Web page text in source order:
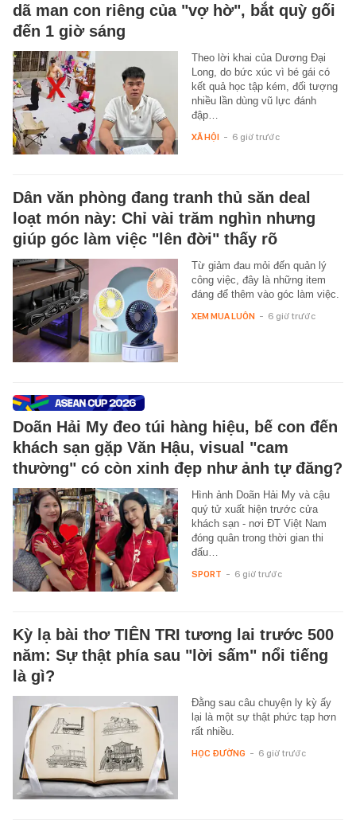
dã man con riêng của "vợ hờ", bắt quỳ gối
đến 1 giờ sáng
Theo lời khai của Dương Đại
Long, do bức xúc vì bé gái có
kết quả học tập kém, đối tượng
nhiều lần dùng vũ lực đánh
đập…
XÃ HỘI - 6 giờ trước
Dân văn phòng đang tranh thủ săn deal
loạt món này: Chỉ vài trăm nghìn nhưng
giúp góc làm việc "lên đời" thấy rõ
Từ giảm đau mỏi đến quản lý
công việc, đây là những item
đáng để thêm vào góc làm việc.
XEM MUA LUÔN - 6 giờ trước
Doãn Hải My đeo túi hàng hiệu, bế con đến
khách sạn gặp Văn Hậu, visual "cam
thường" có còn xinh đẹp như ảnh tự đăng?
Hình ảnh Doãn Hải My và cậu
quý tử xuất hiện trước cửa
khách sạn - nơi ĐT Việt Nam
đóng quân trong thời gian thi
đấu…
SPORT - 6 giờ trước
Kỳ lạ bài thơ TIÊN TRI tương lai trước 500
năm: Sự thật phía sau "lời sấm" nổi tiếng
là gì?
Đằng sau câu chuyện ly kỳ ấy
lại là một sự thật phức tạp hơn
rất nhiều.
HỌC ĐƯỜNG - 6 giờ trước